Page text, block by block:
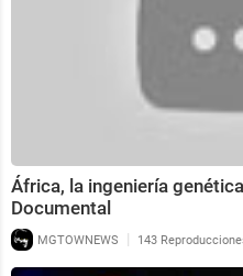
África, la ingeniería
Documental
MGTOWNEWS | 143